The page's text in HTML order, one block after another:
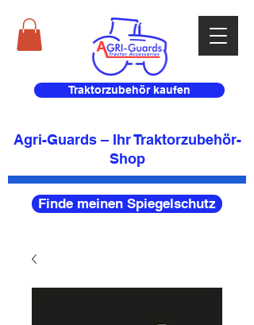
Traktorzubehör kaufen
Agri-Guards – Ihr Traktorzubehör-
Shop
Finde meinen Spiegelschutz